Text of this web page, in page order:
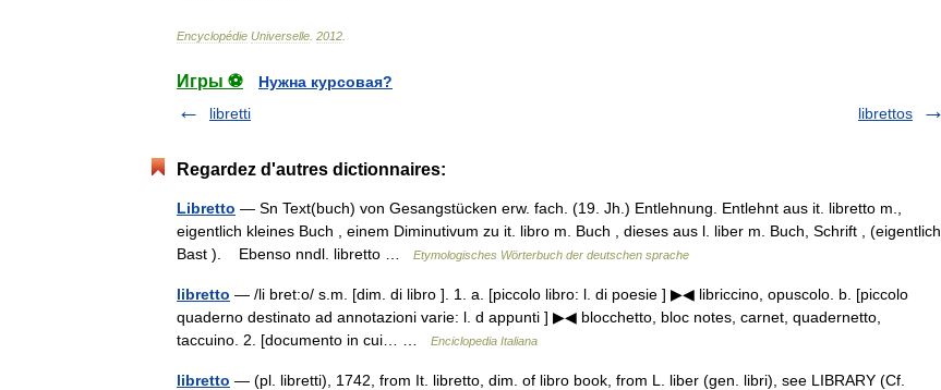
Encyclopédie Universelle 2012
Игры ⚽
Нужна курсовая?
libretti
librettos
Regardez d'autres dictionnaires:
Libretto — Sn Text(buch) von Gesangstücken erw. fach. (19. Jh.) Entlehnung. Entlehnt aus it. libretto m.,
eigentlich kleines Buch , einem Diminutivum zu it. libro m. Buch , dieses aus l. liber m. Buch, Schrift , (eigentlich
Bast ). Ebenso nndl. libretto …
Etymologisches Wörterbuch der deutschen sprache
libretto — /li bret:o/ s.m. [dim. di libro ]. 1. a. [piccolo libro: l. di poesie ] ▶◀ libriccino, opuscolo. b. [piccolo
quaderno destinato ad annotazioni varie: l. d appunti ] ▶◀ blocchetto, bloc notes, carnet, quadernetto,
taccuino. 2. [documento in cui… …
Enciclopedia Italiana
libretto — (pl. libretti), 1742, from It. libretto, dim. of libro book, from L. liber (gen. libri), see LIBRARY (Cf.